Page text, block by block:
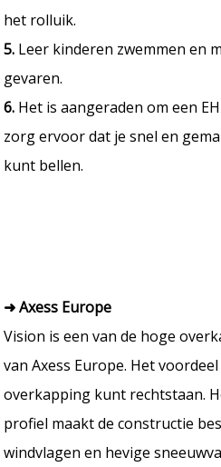
het rolluik.
5. Leer kinderen zwemmen en
gevaren.
6. Het is aangeraden om een
zorg ervoor dat je snel en
kunt bellen.
➜ Axess Europe
Vision is een van de hoge
van Axess Europe. Het
overkapping kunt rechtstaan.
profiel maakt de constructie
windvlagen en hevige